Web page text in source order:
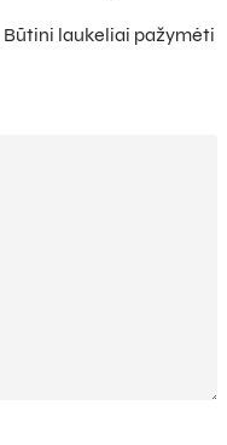
Būtini laukeliai pažymėti